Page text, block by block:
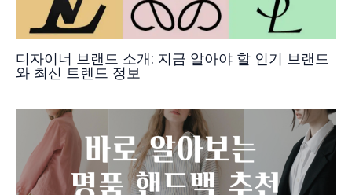
디자이너 브랜드 소개: 지금 알아야 할 인기 브랜드
와 최신 트렌드 정보